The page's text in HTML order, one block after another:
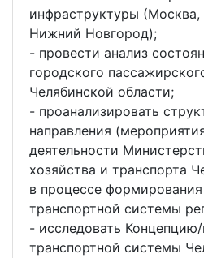
инфраструктуры (Москва,
Нижний Новгород);
- провести анализ
городского
Челябинской области;
- проанализировать
направления
деятельности
хозяйства и транспорта
в процессе
транспортной системы
- исследовать
транспортной системы